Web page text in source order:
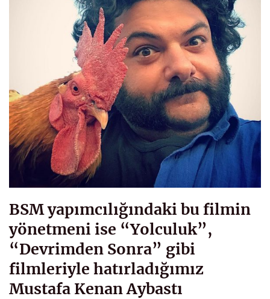
BSM yapımcılığındaki bu filmin
yönetmeni ise “Yolculuk”,
“Devrimden Sonra” gibi
filmleriyle hatırladığımız
Mustafa Kenan Aybastı